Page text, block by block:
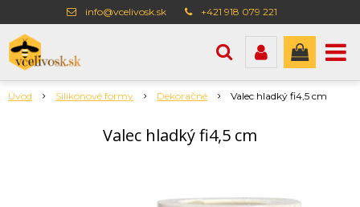
info@vcelivosk.sk +421 918 079 221
Úvod Silikónové formy Dekoračné Valec hladký fi4,5 cm
Valec hladký fi4,5 cm